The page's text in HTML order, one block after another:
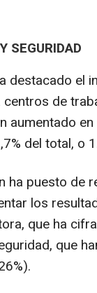
SEGURIDAD
destacado el
de
aumentado
del total, o
ha puesto de
los
que ha
que